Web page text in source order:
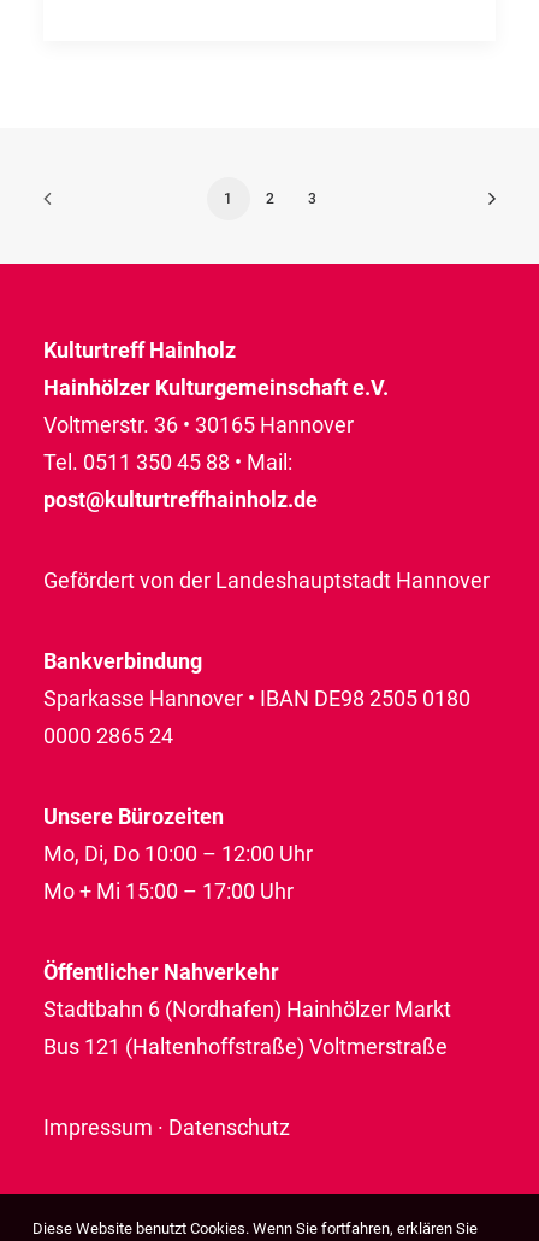
1 2 3
Kulturtreff Hainholz
Hainhölzer Kulturgemeinschaft e.V.
Voltmerstr. 36 • 30165 Hannover
Tel. 0511 350 45 88 • Mail:
post@kulturtreffhainholz.de
Gefördert von der Landeshauptstadt Hannover
Bankverbindung
Sparkasse Hannover • IBAN DE98 2505 0180
0000 2865 24
Unsere Bürozeiten
Mo, Di, Do 10:00 – 12:00 Uhr
Mo + Mi 15:00 – 17:00 Uhr
Öffentlicher Nahverkehr
Stadtbahn 6 (Nordhafen) Hainhölzer Markt
Bus 121 (Haltenhoffstraße) Voltmerstraße
Impressum · Datenschutz
Diese Website benutzt Cookies. Wenn Sie fortfahren, erklären Sie